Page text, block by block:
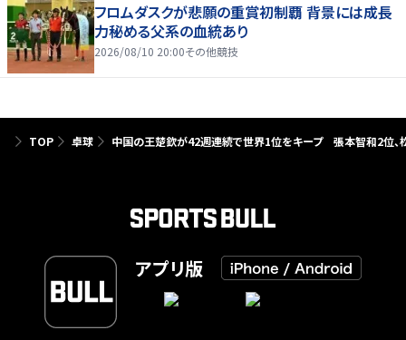
フロムダスクが悲願の重賞初制覇 背景には成長
力秘める父系の血統あり
2026/08/10 20:00その他競技
TOP 卓球 中国の王楚欽が42週連続で世界1位をキープ 張本智和2位、
アプリ版